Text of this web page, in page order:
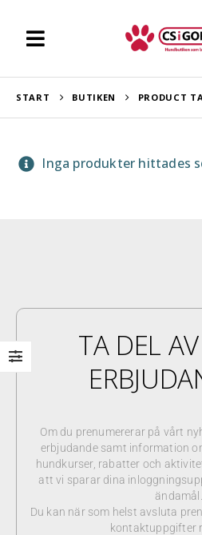
START BUTIKEN PRODUCT
Inga produkter hittades
TA DEL
Om du prenumererar på vårt
erbjudande samt information
hundkurser, rabatter och
att vi sparar dina
ändamål.
Du kan när som helst avsluta
kontaktuppgifter